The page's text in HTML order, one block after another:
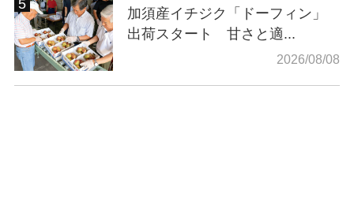
加須産イチジク「ドーフィン」
出荷スタート 甘さと適...
2026/08/08